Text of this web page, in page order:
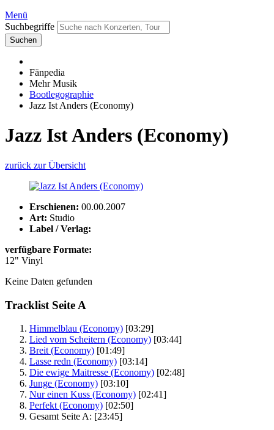
Menü
Suchbegriffe
Suchen
Fänpedia
Mehr Musik
Bootlegographie
Jazz Ist Anders (Economy)
Jazz Ist Anders (Economy)
zurück zur Übersicht
Erschienen: 00.00.2007
Art: Studio
Label / Verlag:
verfügbare Formate:
12" Vinyl
Keine Daten gefunden
Tracklist Seite A
Himmelblau (Economy) [03:29]
Lied vom Scheitern (Economy) [03:44]
Breit (Economy) [01:49]
Lasse redn (Economy) [03:14]
Die ewige Maitresse (Economy) [02:48]
Junge (Economy) [03:10]
Nur einen Kuss (Economy) [02:41]
Perfekt (Economy) [02:50]
Gesamt Seite A: [23:45]